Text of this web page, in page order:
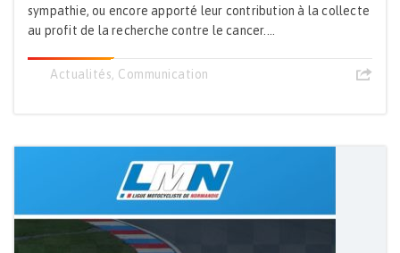
sympathie, ou encore apporté leur contribution à la collecte
au profit de la recherche contre le cancer....
Actualités Communication